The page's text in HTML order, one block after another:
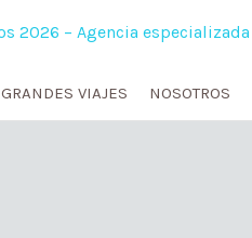
GRANDES VIAJES NOSOTROS